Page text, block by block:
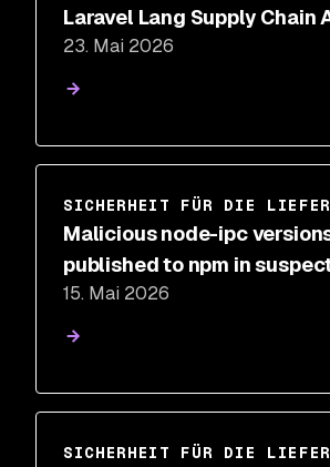
Laravel Lang Supply Chain
23. Mai 2026
SICHERHEIT FÜR DIE
Malicious node-ipc
published to npm in
maintainer account
15. Mai 2026
SICHERHEIT FÜR DIE